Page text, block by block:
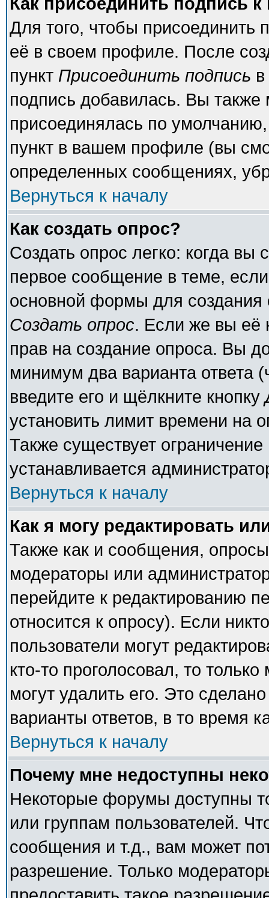
Для того, чтобы присоединить
её в своем профиле. После
пункт Присоединить подпись
подпись добавилась. Вы
присоединялась по
пункт в вашем профиле (вы
определенных сообщениях,
Вернуться к началу
Как создать опрос?
Создать опрос легко: когда вы
первое сообщение в теме,
основной формы для
Создать опрос. Если же вы её
прав на создание опроса. Вы
минимум два варианта ответа
введите его и щёлкните кнопку
установить лимит времени на
Также существует
устанавливается
Вернуться к началу
Как я могу редактировать
Также как и сообщения,
модераторы или
перейдите к редактированию
относится к опросу). Если
пользователи могут
кто-то проголосовал, то
могут удалить его. Это
варианты ответов, в то время
Вернуться к началу
Почему мне недоступны
Некоторые форумы доступны
или группам пользователей.
сообщения и т.д., вам может
разрешение. Только